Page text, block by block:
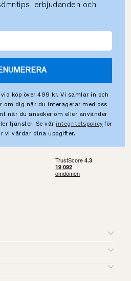
erbjudanden och
köp över 499 kr. Vi samlar in och
om dig när du interagerar med oss
när du ansöker om eller använder
tjänster. Se vår integritetspolicy för
vi vårdar dina uppgifter.